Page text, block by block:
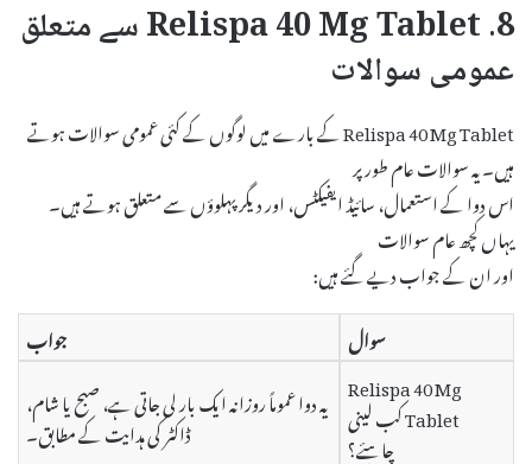
8. Relispa 40 Mg Tablet سے متعلق
عمومی سوالات
Relispa 40 Mg Tablet کے بارے میں لوگوں کے کئی عمومی سوالات ہوتے
ہیں۔ یہ سوالات عام طور پر
اس دوا کے استعمال، سائیڈ ایفیکٹس، اور دیگر پہلوؤں سے متعلق ہوتے ہیں۔
یہاں کچھ عام سوالات
اور ان کے جواب دیے گئے ہیں:
سوال
جواب
Relispa 40 Mg
Tablet کب لینی
چاہئے؟
یہ دوا عموماً روزانہ ایک بار لی جاتی ہے، صبح یا شام،
ڈاکٹر کی ہدایت کے مطابق۔